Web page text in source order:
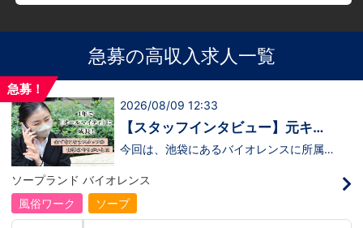
急募の高収入求人一覧
急募！
2026/08/09 12:33
【スタッフインタビュー】元キャ
ストの佐藤さんが語る“接客にこだ
今回は、池袋にあるバイオレンスに所属し
した。佐藤さんは、もともとキャストとし
て働いていた経験を持ちながら、安定を求
めて“裏方スタッフ”へ転身したスタッフの
ひとりです。転職の決め手は、この業界で
ソープランド バイオレンス
風俗ワーク
ソープ